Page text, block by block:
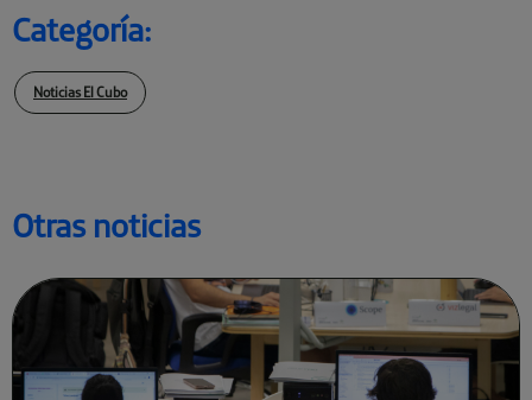
Otras noticias
Categoría:
Noticias El Cubo